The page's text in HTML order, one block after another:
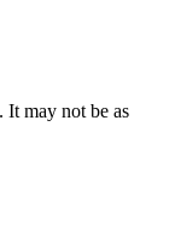
It may not be as